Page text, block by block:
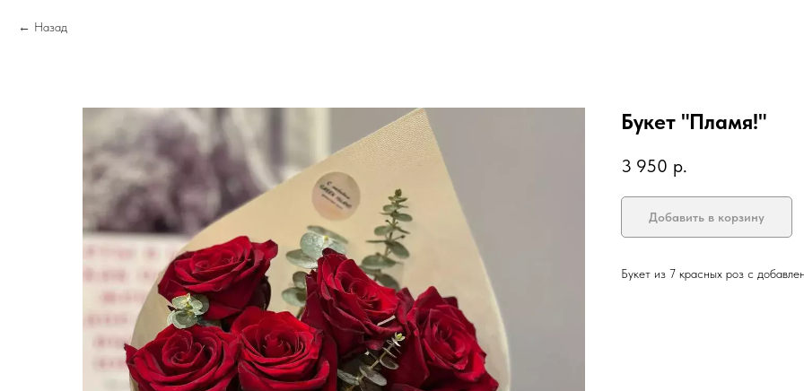
Назад
Букет "Пламя!"
3 950 р.
Добавить в корзину
Букет из 7 красных роз с